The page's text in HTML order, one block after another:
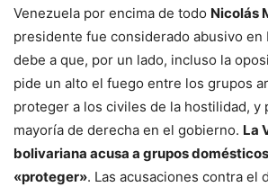
Venezuela por encima de todo Nicolás
presidente fue considerado abusivo en
debe a que, por un lado, incluso la
pide un alto el fuego entre los grupos
proteger a los civiles de la hostilidad, y
mayoría de derecha en el gobierno. La
bolivariana acusa a grupos
«proteger». Las acusaciones contra el